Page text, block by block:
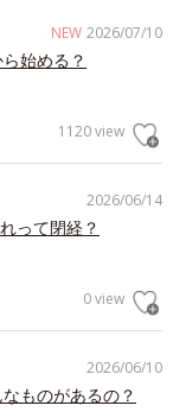
NEW 2026/07/10
始める？
1120 view
2026/06/14
って閉経？
0 view
2026/06/10
ものがあるの？